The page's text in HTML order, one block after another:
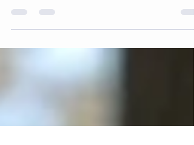
En un mundo donde la tecnología avanza a pasos
agigantados, transformando drásticamente
hijos necesitan aprender?